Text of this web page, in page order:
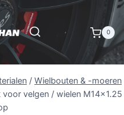
0
/ Wielbouten & -moeren
voor velgen / wielen M14x1.25